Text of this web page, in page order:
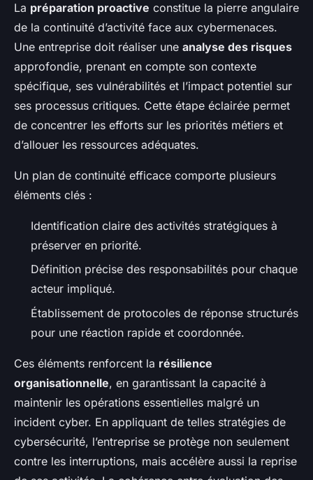
La préparation proactive constitue la pierre angulaire
de la continuité d’activité face aux cybermenaces.
Une entreprise doit réaliser une analyse des risques
approfondie, prenant en compte son contexte
spécifique, ses vulnérabilités et l’impact potentiel sur
ses processus critiques. Cette étape éclairée permet
de concentrer les efforts sur les priorités métiers et
d’allouer les ressources adéquates.
Un plan de continuité efficace comporte plusieurs
éléments clés :
Identification claire des activités stratégiques à
préserver en priorité.
Définition précise des responsabilités pour chaque
acteur impliqué.
Établissement de protocoles de réponse structurés
pour une réaction rapide et coordonnée.
Ces éléments renforcent la résilience
organisationnelle, en garantissant la capacité à
maintenir les opérations essentielles malgré un
incident cyber. En appliquant de telles stratégies de
cybersécurité, l’entreprise se protège non seulement
contre les interruptions, mais accélère aussi la reprise